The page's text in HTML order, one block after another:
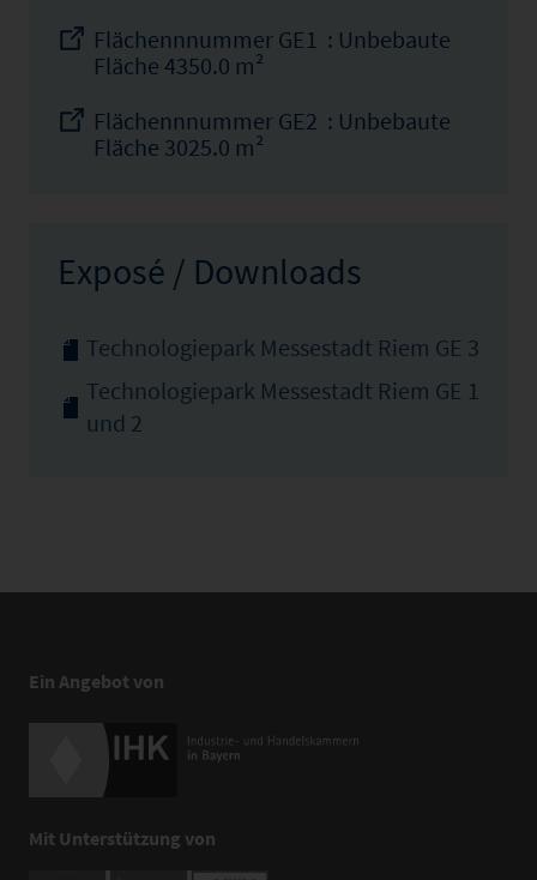
Flächennnummer GE1 : Unbebaute
Fläche 4350.0 m²
Flächennnummer GE2 : Unbebaute
Fläche 3025.0 m²
Exposé / Downloads
Technologiepark Messestadt Riem GE 3
Technologiepark Messestadt Riem GE 1
und 2
Ein Angebot von
Mit Unterstützung von